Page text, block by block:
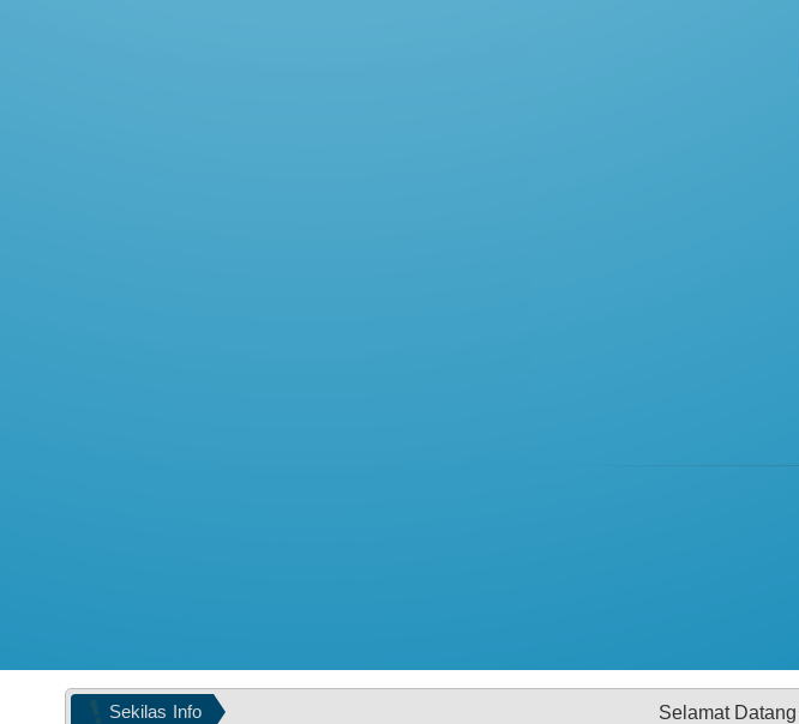
Sekilas Info Selamat Datang di Website